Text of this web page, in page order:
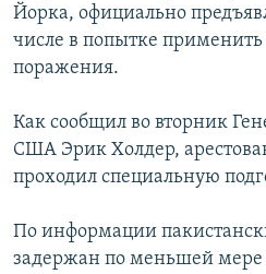
РАСПИСАНИЕ ВЕЩАНИЯ
ПОДПИШИТЕСЬ НА
СОЦИАЛЬНЫЕ СЕТИ
Все сайты РСЕ/РС
Йорка, официально
числе в попытке
поражения.
Как сообщил во вторник
США Эрик Холдер,
проходил специальную
По информации
задержан по меньшей мере